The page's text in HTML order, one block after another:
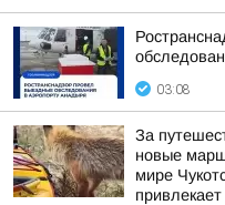
03:08
За
новые
мире